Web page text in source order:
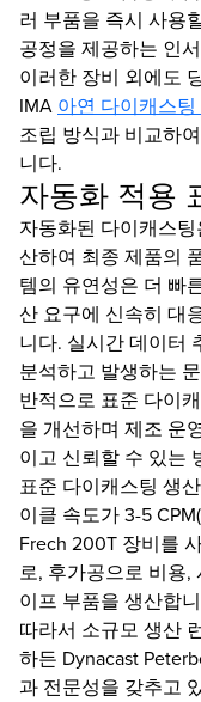
러 부품을 즉시 사용
공정을 제공하는 인
이러한 장비 외에도
IMA 아연 다이캐스팅
조립 방식과 비교하
니다.
자동화 적용
자동화된 다이캐스
산하여 최종 제품의
템의 유연성은 더 빠
산 요구에 신속히 대
니다. 실시간 데이터
분석하고 발생하는
반적으로 표준 다이
을 개선하며 제조 운
이고 신뢰할 수 있는
표준 다이캐스팅 생
이클 속도가 3-5
Frech 200T 장비를
로, 후가공으로 비용,
이프 부품을 생산합
따라서 소규모 생산
하든 Dynacast
과 전문성을 갖추고